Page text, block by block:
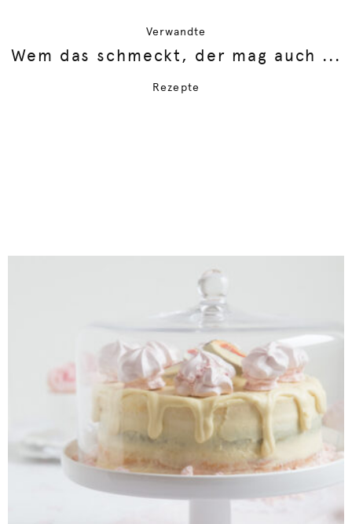
Verwandte
Wem das schmeckt, der mag auch ...
Rezepte